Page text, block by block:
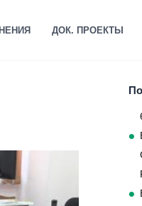
ДОК. ПРОЕКТЫ